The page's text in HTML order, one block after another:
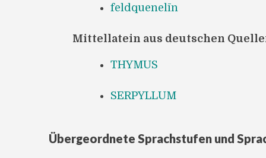
feldquenelīn
Mittellatein aus deutschen
THYMUS
SERPYLLUM
Übergeordnete Sprachstufen und